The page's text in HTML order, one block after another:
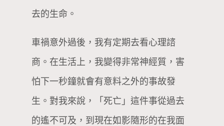
去的生命。
車禍意外過後，我有定期去看心理諮
商。在生活上，我變得非常神經質，害
怕下一秒鐘就會有意料之外的事故發
生。對我來說，「死亡」這件事從過去
的遙不可及，到現在如影隨形的在我面